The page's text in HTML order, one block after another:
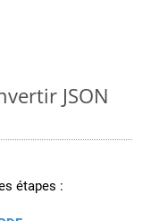
JSON
étapes :